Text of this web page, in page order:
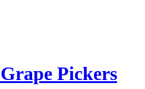
Pickers